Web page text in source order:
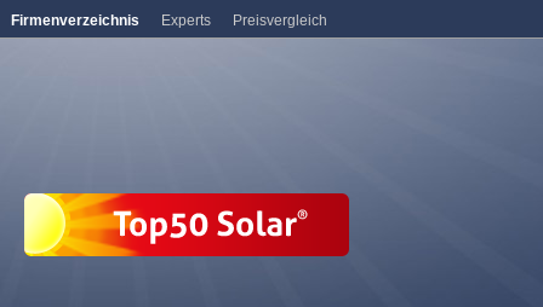
Firmenverzeichnis Experts Preisvergleich